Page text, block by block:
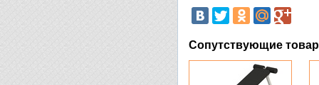
Сопутствующие